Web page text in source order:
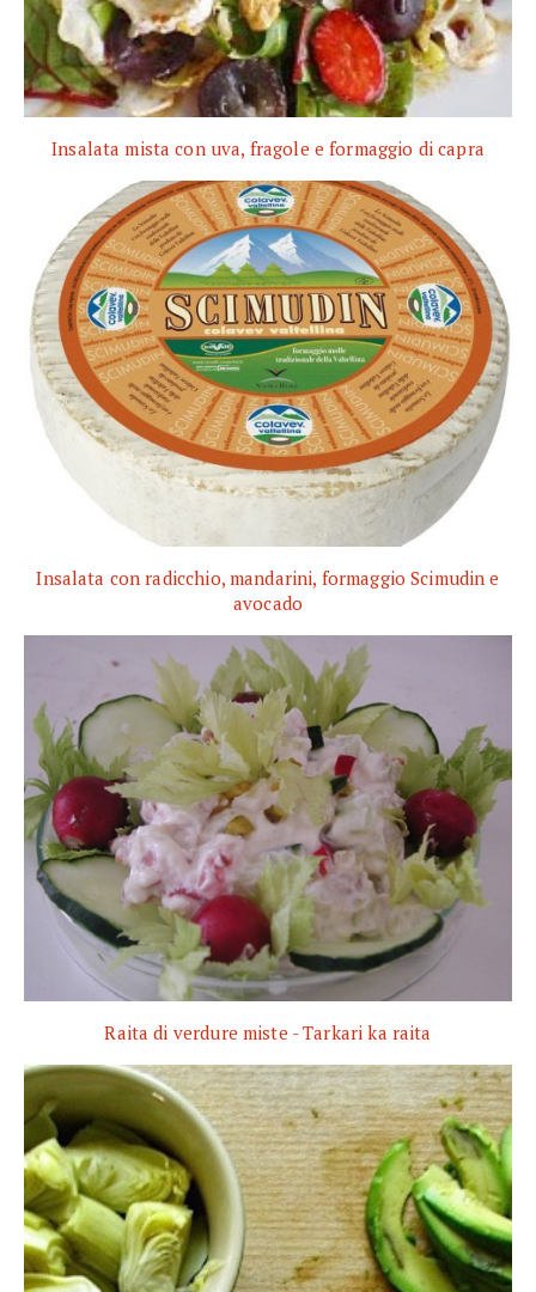
Insalata mista con uva, fragole e formaggio di capra
Insalata con radicchio, mandarini, formaggio Scimudin e
avocado
Raita di verdure miste - Tarkari ka raita